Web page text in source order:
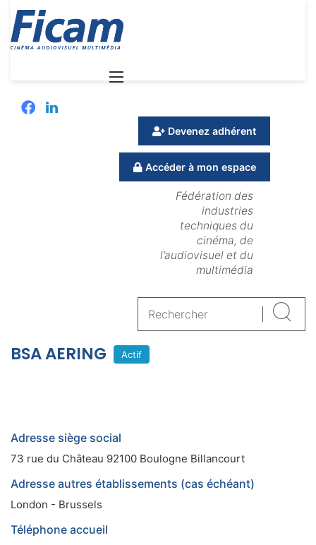
Facebook
Devenez adhérent
Accéder à mon espace
Fédération des
industries
techniques du
cinéma, de
l’audiovisuel et du
multimédia
BSA AERING Actif
Adresse siège social
73 rue du Château 92100 Boulogne Billancourt
Adresse autres établissements (cas échéant)
London - Brussels
Téléphone accueil